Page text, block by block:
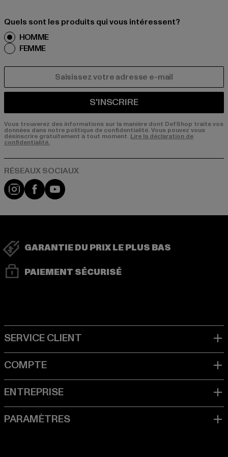
Quels sont les produits qui vous intéressent?
HOMME
FEMME
S'INSCRIRE
Vous trouverez des informations sur la manière dont DefShop traite vos
données dans notre politique de confidentialité. Vous pouvez vous
désinscrire gratuitement à tout moment. Lire la déclaration de
confidentialité.
Visit our Instagram page:
Visit our Facebook page:
Visit our YouTube channel:
GARANTIE DU PRIX LE PLUS BAS
PAIEMENT SÉCURISÉ